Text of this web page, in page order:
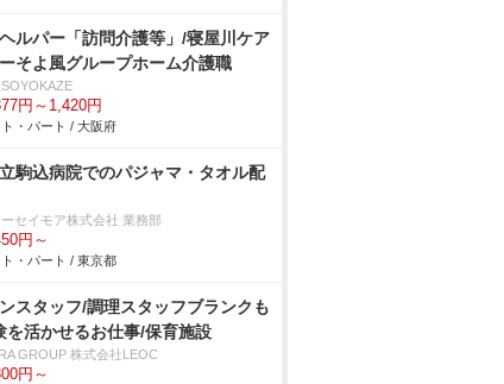
ルパー「訪問介護等」/寝屋川ケア
そよ風グループホーム介護職
円～1,420円
・パート / 大阪府
駒込病院でのパジャマ・タオル配
セイモア株式会社 業務部
円～
・パート / 東京都
スタッフ/調理スタッフブランクも
を活かせるお仕事/保育施設
GROUP 株式会社LEOC
円～